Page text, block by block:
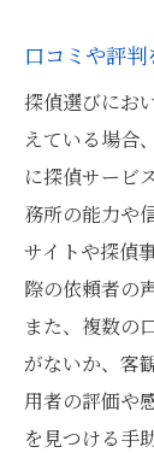
探偵事務
相談
料金
調査
探偵
東京
信頼
料金
口コミや評
探偵選びにお
えている場合
に探偵サービ
務所の能力や
サイトや探偵
際の依頼者の
また、複数の
がないか、客
用者の評価や
を見つける手